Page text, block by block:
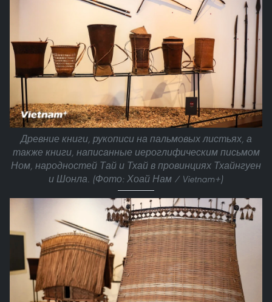
Древние книги, рукописи на пальмовых листьях, а
также книги, написанные иероглифическим письмом
Ном, народностей Тай и Тхай в провинциях Тхайнгуен
и Шонла. (Фото: Хоай Нам / Vietnam+)